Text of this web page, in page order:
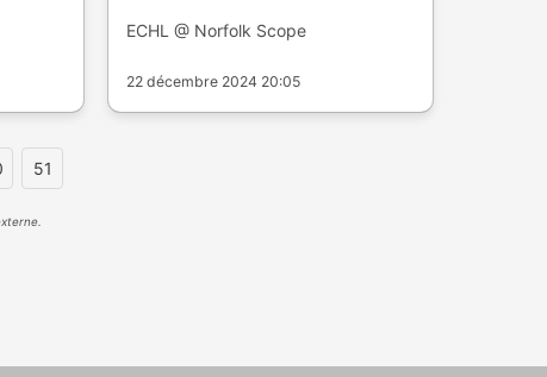
ECHL @ Norfolk Scope
22 décembre 2024 20:05
51